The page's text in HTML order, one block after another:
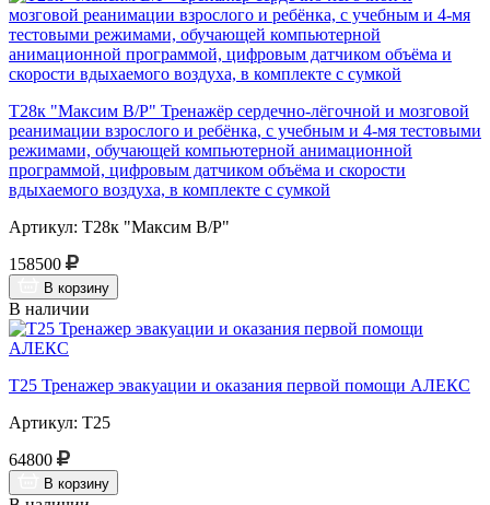
Т28к "Максим В/Р" Тренажёр сердечно-лёгочной и мозговой
реанимации взрослого и ребёнка, с учебным и 4-мя тестовыми
режимами, обучающей компьютерной анимационной
программой, цифровым датчиком объёма и скорости
вдыхаемого воздуха, в комплекте с сумкой
Артикул: Т28к "Максим В/Р"
158500
В корзину
В наличии
Т25 Тренажер эвакуации и оказания первой помощи АЛЕКС
Артикул: Т25
64800
В корзину